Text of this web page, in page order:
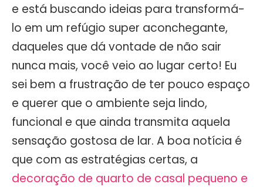
e está buscando ideias para transformá-
lo em um refúgio super aconchegante,
daqueles que dá vontade de não sair
nunca mais, você veio ao lugar certo! Eu
sei bem a frustração de ter pouco espaço
e querer que o ambiente seja lindo,
funcional e que ainda transmita aquela
sensação gostosa de lar. A boa notícia é
que com as estratégias certas, a
decoração de quarto de casal pequeno e